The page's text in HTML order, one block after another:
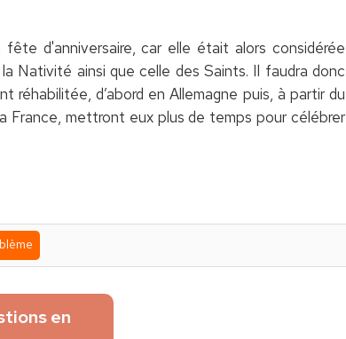
fête d'anniversaire, car elle était alors considérée
Nativité ainsi que celle des Saints. Il faudra donc
d’abord en Allemagne puis, à partir du
France, mettront eux plus de temps pour célébrer
en